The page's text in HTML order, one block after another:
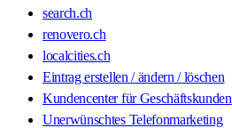
search.ch
renovero.ch
localcities.ch
Eintrag erstellen / ändern / löschen
Kundencenter für Geschäftskunden
Unerwünschtes Telefonmarketing